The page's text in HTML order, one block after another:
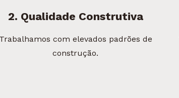
2. Qualidade Construtiva
Trabalhamos com elevados padrões de
construção.